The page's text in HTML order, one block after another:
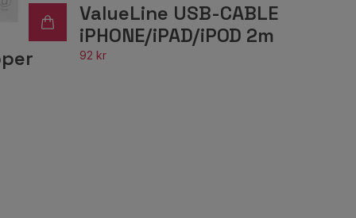
ValueLine USB-CABLE
iPHONE/iPAD/iPOD 2m
92 kr